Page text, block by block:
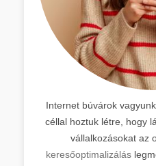
Internet búvárok vagyunk.
céllal hoztuk létre, hogy
vállalkozásokat az
keresőoptimalizálás